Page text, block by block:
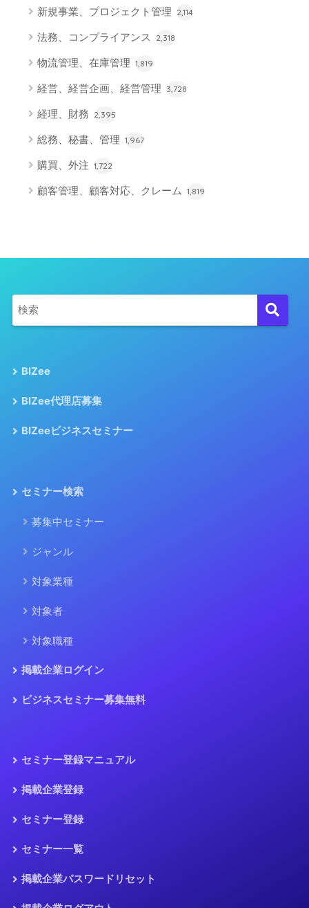
新規事業、プロジェクト管理 2,114
法務、コンプライアンス 2,318
物流管理、在庫管理 1,819
経営、経営企画、経営管理 3,728
経理、財務 2,395
総務、秘書、管理 1,967
購買、外注 1,722
顧客管理、顧客対応、クレーム 1,819
BIZee
BIZee代理店募集
BIZeeビジネスセミナー
セミナー検索
募集中セミナー
ジャンル
対象業種
対象者
対象職種
掲載企業ログイン
ビジネスセミナー募集無料
セミナー登録マニュアル
掲載企業登録
セミナー登録
セミナー一覧
掲載企業パスワードリセット